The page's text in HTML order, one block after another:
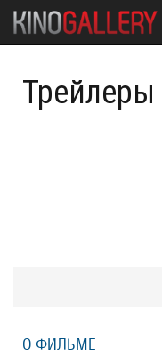
Трейлеры
О ФИЛЬМЕ